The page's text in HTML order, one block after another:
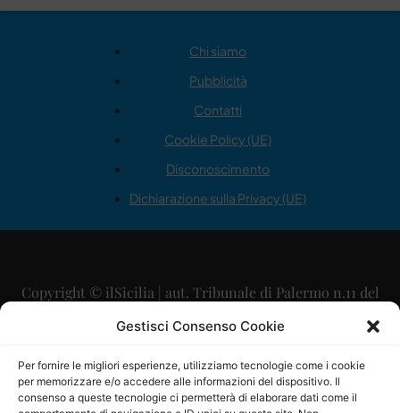
Gestisci Consenso Cookie
Per fornire le migliori esperienze, utilizziamo tecnologie come i cookie
per memorizzare e/o accedere alle informazioni del dispositivo. Il
consenso a queste tecnologie ci permetterà di elaborare dati come il
Chi siamo
Pubblicità
Contatti
Cookie Policy (UE)
Disconoscimento
Dichiarazione sulla Privacy (UE)
Copyright © ilSicilia | aut. Tribunale di Palermo n.11 del
29/09/2015
Direttore Editoriale: Maurizio Scaglione